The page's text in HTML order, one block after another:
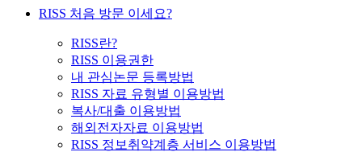
RISS 처음 방문 이세요?
RISS란?
RISS 이용권한
내 관심논문 등록방법
RISS 자료 유형별 이용방법
복사/대출 이용방법
해외전자자료 이용방법
RISS 정보취약계층 서비스 이용방법